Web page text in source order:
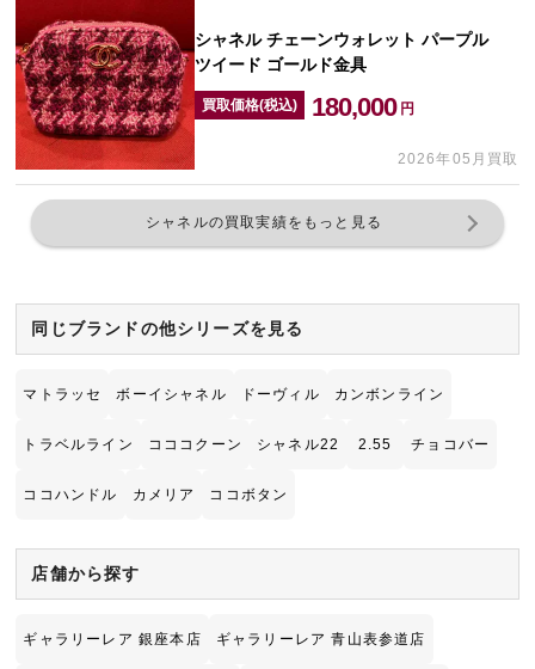
シャネル チェーンウォレット パープル
ツイード ゴールド金具
買取価格(税込) 180,000 円
2026年05月買取
シャネルの買取実績をもっと見る
同じブランドの他シリーズを見る
マトラッセ ボーイシャネル ドーヴィル カンボンライン
トラベルライン コココクーン シャネル22 2.55 チョコバー
ココハンドル カメリア ココボタン
店舗から探す
ギャラリーレア 銀座本店 ギャラリーレア 青山表参道店